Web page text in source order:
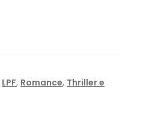
LPF, Romance, Thriller e